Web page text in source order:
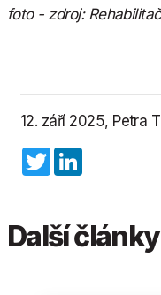
foto - zdroj:
12. září 2025, Petra
Twitter
Další články